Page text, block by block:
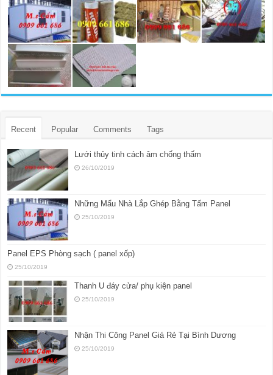
Recent Popular Comments Tags
Lưới thủy tinh cách âm chống thấm
26/10/2019
Những Mẩu Nhà Lắp Ghép Bằng Tấm Panel
25/10/2019
Panel EPS Phòng sạch ( panel xốp)
25/10/2019
Thanh U đáy cửa/ phụ kiện panel
25/10/2019
Nhận Thi Công Panel Giá Rẻ Tại Bình Dương
25/10/2019